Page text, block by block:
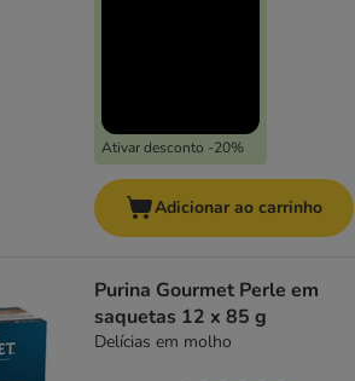
Ativar desconto -20%
Adicionar ao carrinho
Purina Gourmet Perle em
saquetas 12 x 85 g
Delícias em molho